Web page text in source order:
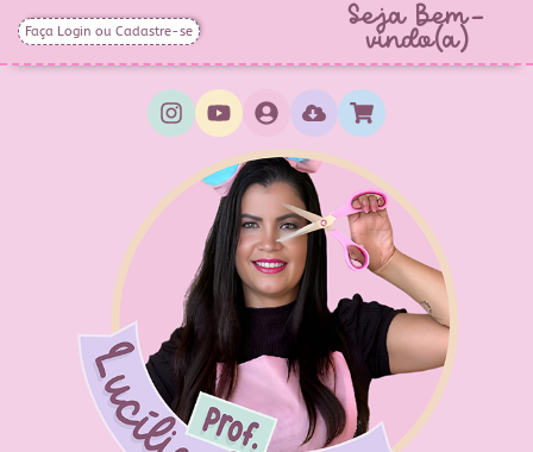
Faça Login ou Cadastre-se Seja Bem-
vindo(a)